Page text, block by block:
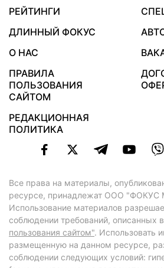
РЕЙТИНГИ
ДЛИННЫЙ ФОКУС
О НАС
ПРАВИЛА
ПОЛЬЗОВАНИЯ
САЙТОМ
РЕДАКЦИОННАЯ
ПОЛИТИКА
Все права на материалы,
ресурсе, принадлежат ООО "ФОКУС
Использование материалов
соблюдении требований, описанных в
пользования сайтом". Использовать
размещенную на данном ресурсе,
соблюдении следующих условий: